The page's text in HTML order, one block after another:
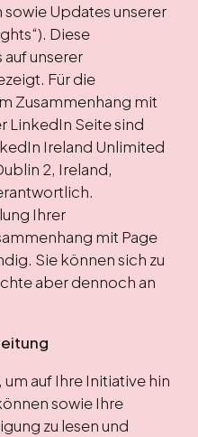
Updates unserer
Diese
unserer
Für die
Zusammenhang mit
LinkedIn Seite sind
Ireland Unlimited
2, Ireland,
Ihrer
mit Page
Sie können sich zu
aber dennoch an
auf Ihre Initiative hin
sowie Ihre
zu lesen und